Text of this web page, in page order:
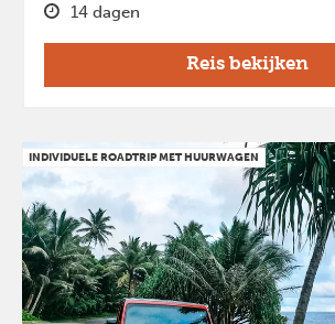
14 dagen
Reis bekijken
INDIVIDUELE ROADTRIP MET HUURWAGEN